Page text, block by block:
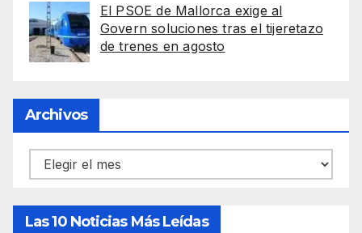
El PSOE de Mallorca exige al
Govern soluciones tras el tijeretazo
de trenes en agosto
Archivos
Archivos
Las 10 Noticias Más Leídas